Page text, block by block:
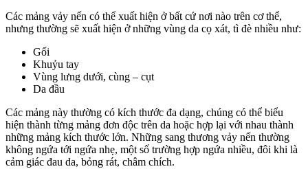
Các mảng vảy nến có thể xuất hiện ở bất cứ nơi nào trên cơ thể,
nhưng thường sẽ xuất hiện ở những vùng da cọ xát, tì đè nhiều như:
Gối
Khuỷu tay
Vùng lưng dưới, cùng – cụt
Da đầu
Các mảng này thường có kích thước đa dạng, chúng có thể biểu
hiện thành từng mảng đơn độc trên da hoặc hợp lại với nhau thành
những mảng kích thước lớn. Những sang thương vảy nến thường
không ngứa tới ngứa nhẹ, một số trường hợp ngứa nhiều, đôi khi là
cảm giác đau da, bỏng rát, châm chích.